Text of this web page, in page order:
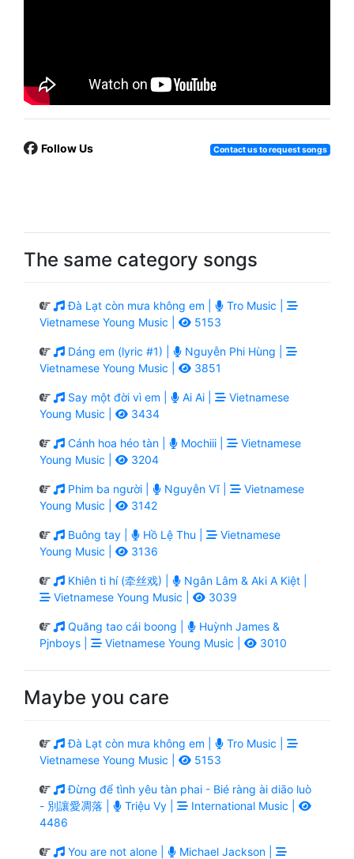
Follow Us Contact us to request songs
The same category songs
Đà Lạt còn mưa không em |
Tro Music |
Vietnamese Young Music |
5153
Dáng em (lyric #1) |
Nguyễn Phi Hùng |
Vietnamese Young Music |
3851
Say một đời vì em | Ai Ai |
Vietnamese
Young Music |
3434
Cánh hoa héo tàn | Mochiii |
Vietnamese
Young Music |
3204
Phim ba người | Nguyễn Vĩ |
Vietnamese
Young Music |
3142
Buông tay | Hồ Lệ Thu |
Vietnamese
Young Music |
3136
Khiên ti hí (牵丝戏) |
Ngân Lâm & Aki A Kiệt |
Vietnamese Young Music |
3039
Quăng tao cái boong |
Huỳnh James &
Pjnboys |
Vietnamese Young Music | 3010
Maybe you care
Đà Lạt còn mưa không em |
Tro Music |
Vietnamese Young Music |
5153
Đừng để tình yêu tàn phai - Bié ràng ài diāo luò
- 別讓愛凋落 |
Triệu Vy |
International Music |
4486
You are not alone |
Michael Jackson |